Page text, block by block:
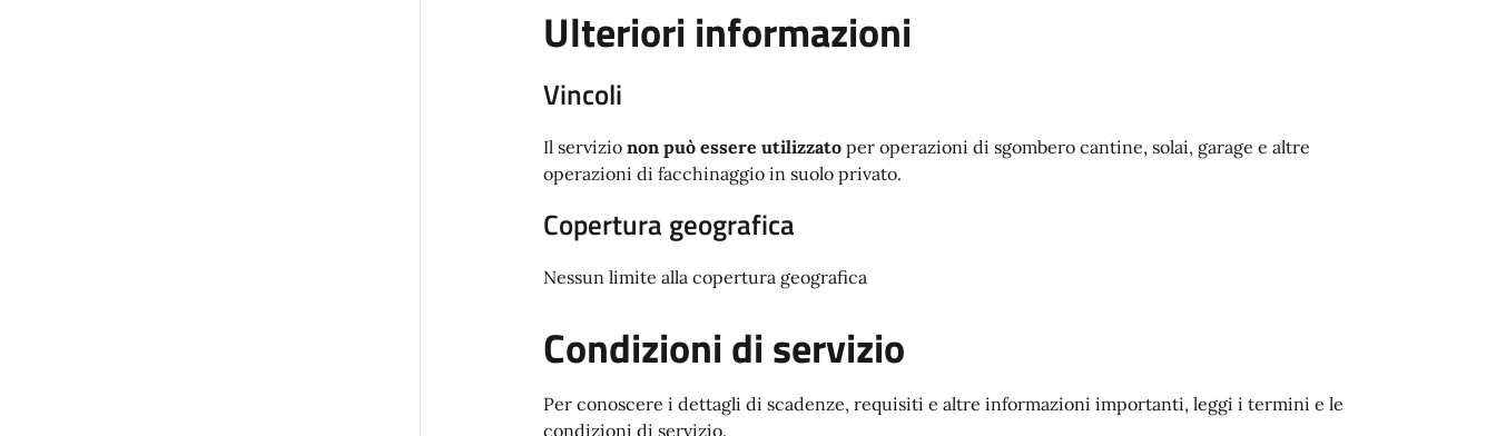
Ulteriori informazioni
Vincoli
Il servizio non può essere utilizzato per operazioni di sgombero cantine, solai, garage e altre
operazioni di facchinaggio in suolo privato.
Copertura geografica
Nessun limite alla copertura geografica
Condizioni di servizio
Per conoscere i dettagli di scadenze, requisiti e altre informazioni importanti, leggi i termini e le
condizioni di servizio.